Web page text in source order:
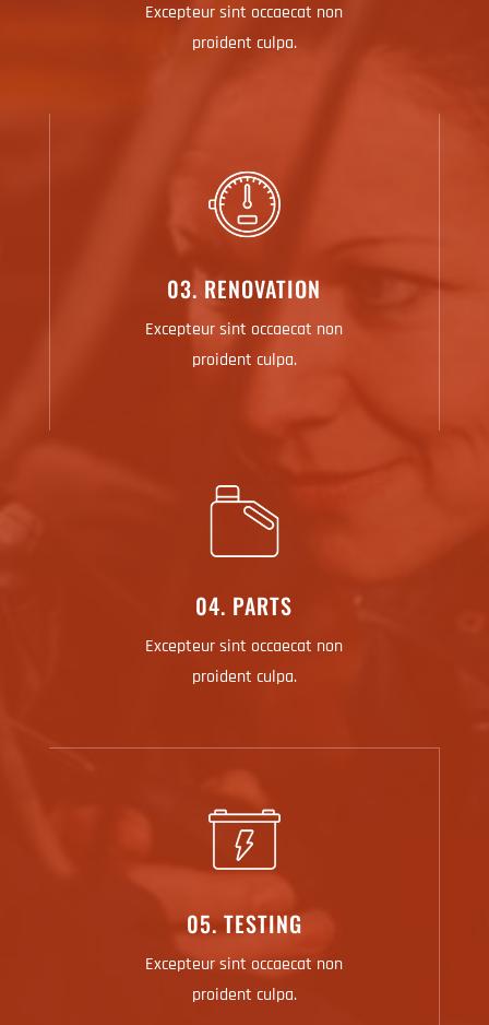
Excepteur sint occaecat non
proident culpa.
03. RENOVATION
Excepteur sint occaecat non
proident culpa.
04. PARTS
Excepteur sint occaecat non
proident culpa.
05. TESTING
Excepteur sint occaecat non
proident culpa.